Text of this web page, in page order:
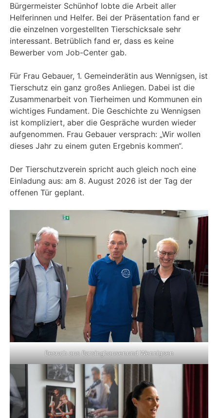
Bürgermeister Schünhof lobte die Arbeit aller
Helferinnen und Helfer. Bei der Präsentation fand er
die einzelnen vorgestellten Tierschicksale sehr
interessant. Betrüblich fand er, dass es keine
Bewerber vom Job-Center gab.
Für Frau Gebauer, 1. Gemeinderätin aus Wennigsen, ist
Tierschutz ein ganz großes Anliegen. Dabei ist die
Zusammenarbeit von Tierheimen und Kommunen ein
wichtiges Fundament. Die Geschichte zu Wennigsen
ist kompliziert, aber die Gespräche wurden wieder
aufgenommen. Frau Gebauer versprach: „Wir wollen
dieses Jahr zu einem guten Ergebnis kommen“.
Der Tierschutzverein spricht auch gleich noch eine
Einladung aus: am 8. August 2026 ist der Tag der
offenen Tür geplant.
Besuch aus Barsinghausenund Wennigsen